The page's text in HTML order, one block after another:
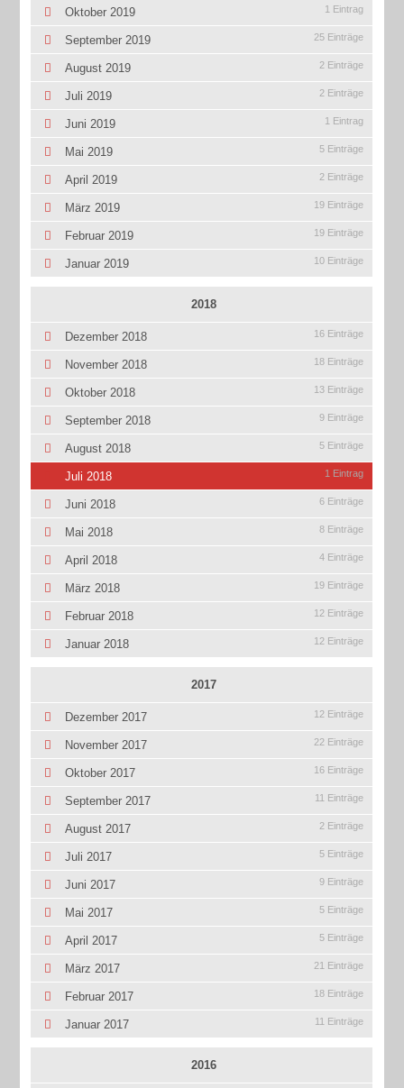
Oktober 2019 1 Eintrag
September 2019 25 Einträge
August 2019 2 Einträge
Juli 2019 2 Einträge
Juni 2019 1 Eintrag
Mai 2019 5 Einträge
April 2019 2 Einträge
März 2019 19 Einträge
Februar 2019 19 Einträge
Januar 2019 10 Einträge
2018
Dezember 2018 16 Einträge
November 2018 18 Einträge
Oktober 2018 13 Einträge
September 2018 9 Einträge
August 2018 5 Einträge
Juli 2018 1 Eintrag
Juni 2018 6 Einträge
Mai 2018 8 Einträge
April 2018 4 Einträge
März 2018 19 Einträge
Februar 2018 12 Einträge
Januar 2018 12 Einträge
2017
Dezember 2017 12 Einträge
November 2017 22 Einträge
Oktober 2017 16 Einträge
September 2017 11 Einträge
August 2017 2 Einträge
Juli 2017 5 Einträge
Juni 2017 9 Einträge
Mai 2017 5 Einträge
April 2017 5 Einträge
März 2017 21 Einträge
Februar 2017 18 Einträge
Januar 2017 11 Einträge
2016